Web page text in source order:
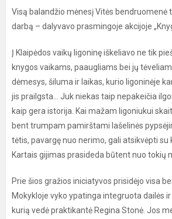
Visą balandžio mėnesį Vitės bendruomenė
darbą – dalyvavo prasmingoje akcijoje
Į Klaipėdos vaikų ligoninę iškeliavo ne tik
knygos vaikams, paaugliams bei jų
dėmesys, šiluma ir laikas, kurio ligoninėje
jis prailgsta... Juk niekas taip nepakeičia
kaip gera istorija. Kai mažam ligoniukui
bent trumpam pamirštami lašelinės
tėtis, pavargę nuo nerimo, gali atsikvėpti su
Kartais gijimas prasideda būtent nuo tokių
Prie šios gražios iniciatyvos prisidėjo visa
Mokykloje vyko ypatinga integruota dailės
kurią vedė praktikantė Regina Stonė. Jos